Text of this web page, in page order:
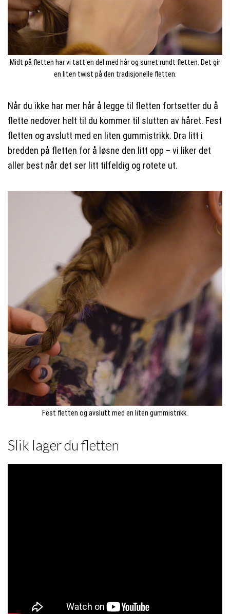
Midt på fletten har vi tatt en del med hår og surret rundt fletten. Det gir
en liten twist på den tradisjonelle fletten.
Når du ikke har mer hår å legge til fletten fortsetter du å
flette nedover helt til du kommer til slutten av håret. Fest
fletten og avslutt med en liten gummistrikk. Dra litt i
bredden på fletten for å løsne den litt opp – vi liker det
aller best når det ser litt tilfeldig og rotete ut.
Fest fletten og avslutt med en liten gummistrikk.
Slik lager du fletten